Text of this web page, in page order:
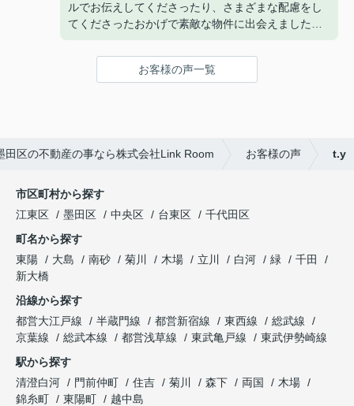
ルでお伝えしてくださったり、さまざまな配慮をし
てくださったおかげで素敵な物件に出会えました
また、担当してくださった曽山さんは来店するまで
のメールが丁寧で、とても安心してやりとりするこ
お客様の声一覧
田区の不動産の事なら株式会社Link Room お客様の声 t.y
市区町村から探す
江東区
墨田区 中央区 台東区
千代田区
町名から探す
東陽
大島 南砂 菊川 木場 立川 白河 緑
千田
新大橋
沿線から探す
都営大江戸線
半蔵門線 都営新宿線 東西線
総武線
京葉線
総武本線 都営浅草線 東武亀戸線
東武伊勢崎線
駅から探す
清澄白河
門前仲町 住吉 菊川 森下 両国
木場
錦糸町
東陽町 越中島